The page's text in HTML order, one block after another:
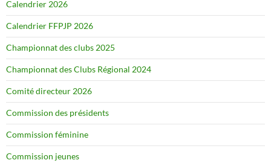
Calendrier 2026
Calendrier FFPJP 2026
Championnat des clubs 2025
Championnat des Clubs Régional 2024
Comité directeur 2026
Commission des présidents
Commission féminine
Commission jeunes